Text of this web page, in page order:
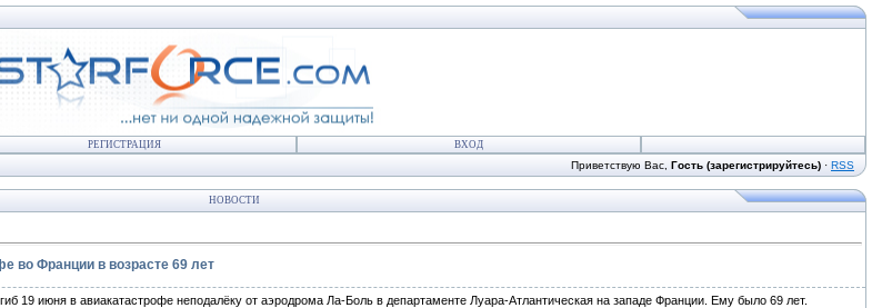
РЕГИСТРАЦИЯ ВХОД
Приветствую Вас, Гость (зарегистрируйтесь) · RSS
НОВОСТИ
во Франции в возрасте 69 лет
19 июня в авиакатастрофе неподалёку от аэродрома Ла-Боль в департаменте Луара-Атлантическая на западе Франции. Ему было 69 лет.